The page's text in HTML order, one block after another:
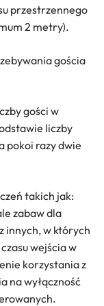
przestrzennego
2 metry).
gościa
gości w
liczby
pokoi razy dwie
takich jak:
zabaw dla
innych, w których
wejścia w
korzystania z
na wyłączność